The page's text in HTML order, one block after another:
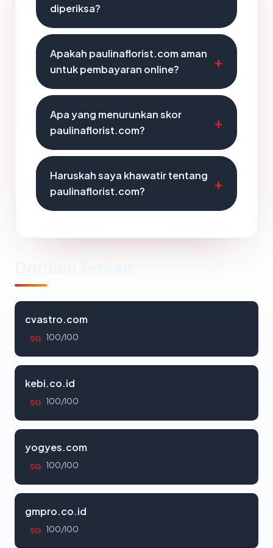
diperiksa?
Apakah paulinaflorist.com aman
untuk pembayaran online?
Apa yang menurunkan skor
paulinaflorist.com?
Haruskah saya khawatir tentang
paulinaflorist.com?
cvastro.com
SG 100/100
kebi.co.id
SG 100/100
yogyes.com
SG 100/100
gmpro.co.id
SG 100/100